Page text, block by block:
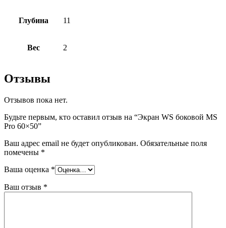
Глубина 11
Вес 2
Отзывы
Отзывов пока нет.
Будьте первым, кто оставил отзыв на “Экран WS боковой MS
Pro 60×50”
Ваш адрес email не будет опубликован. Обязательные поля
помечены *
Ваша оценка *
Ваш отзыв *